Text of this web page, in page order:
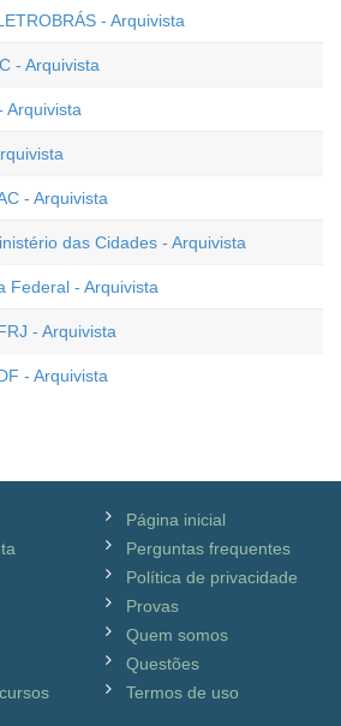
- Arquivista
- Arquivista
Arquivista
- Arquivista
das Cidades - Arquivista
Federal - Arquivista
- Arquivista
- Arquivista
Página inicial
Perguntas frequentes
Política de privacidade
Provas
Quem somos
Questões
Termos de uso